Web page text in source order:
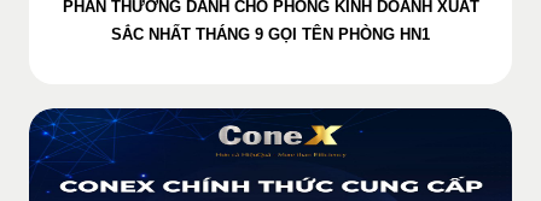
PHẦN THƯỞNG DÀNH CHO PHÒNG KINH DOANH XUẤT
SẮC NHẤT THÁNG 9 GỌI TÊN PHÒNG HN1